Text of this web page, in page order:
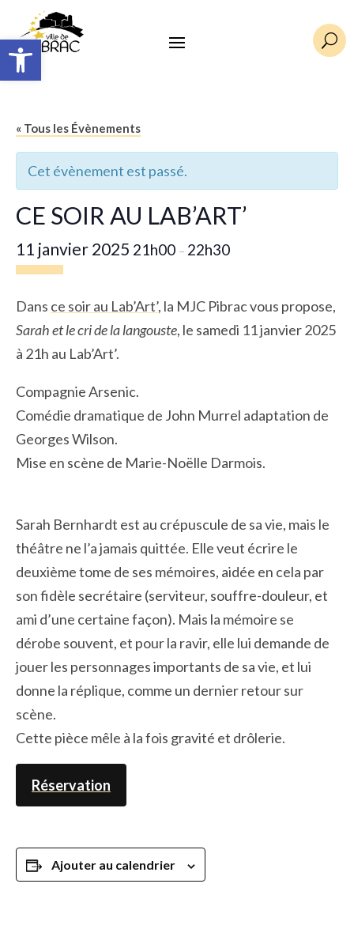
Ouvrir la barre d’outils U
« Tous les Évènements
Cet évènement est passé.
CE SOIR AU LAB’ART’
11 janvier 2025 21h00 – 22h30
Dans ce soir au Lab’Art’, la MJC Pibrac vous propose,
Sarah et le cri de la langouste, le samedi 11 janvier 2025
à 21h au Lab’Art’.
Compagnie Arsenic.
Comédie dramatique de John Murrel adaptation de
Georges Wilson.
Mise en scène de Marie-Noëlle Darmois.
Sarah Bernhardt est au crépuscule de sa vie, mais le
théâtre ne l’a jamais quittée. Elle veut écrire le
deuxième tome de ses mémoires, aidée en cela par
son fidèle secrétaire (serviteur, souffre-douleur, et
ami d’une certaine façon). Mais la mémoire se
dérobe souvent, et pour la ravir, elle lui demande de
jouer les personnages importants de sa vie, et lui
donne la réplique, comme un dernier retour sur
scène.
Cette pièce mêle à la fois gravité et drôlerie.
Réservation
Ajouter au calendrier